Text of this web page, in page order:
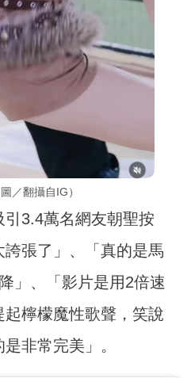
／翻攝自IG）
3.4萬名網友朝聖按
張了」、「真的是馬
」、「影片是用2倍速
檸檬魔性歌聲，笑說
非常完美」。